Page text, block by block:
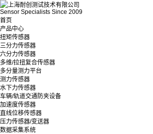
Sensor Specialists Since 2009
首页
产品中心
扭矩传感器
三分力传感器
六分力传感器
多维/拉扭复合传感器
多分量测力平台
测力传感器
水下力传感器
车辆/轨道交通防夹设备
加速度传感器
直线位移传感器
压力传感器/变送器
数据采集系统